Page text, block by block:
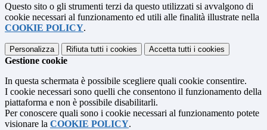
Questo sito o gli strumenti terzi da questo utilizzati si avvalgono di
cookie necessari al funzionamento ed utili alle finalità illustrate nella
COOKIE POLICY.
Personalizza Rifiuta tutti i cookies Accetta tutti i cookies
Gestione cookie
In questa schermata è possibile scegliere quali cookie consentire.
I cookie necessari sono quelli che consentono il funzionamento della
piattaforma e non è possibile disabilitarli.
Per conoscere quali sono i cookie necessari al funzionamento potete
visionare la COOKIE POLICY.